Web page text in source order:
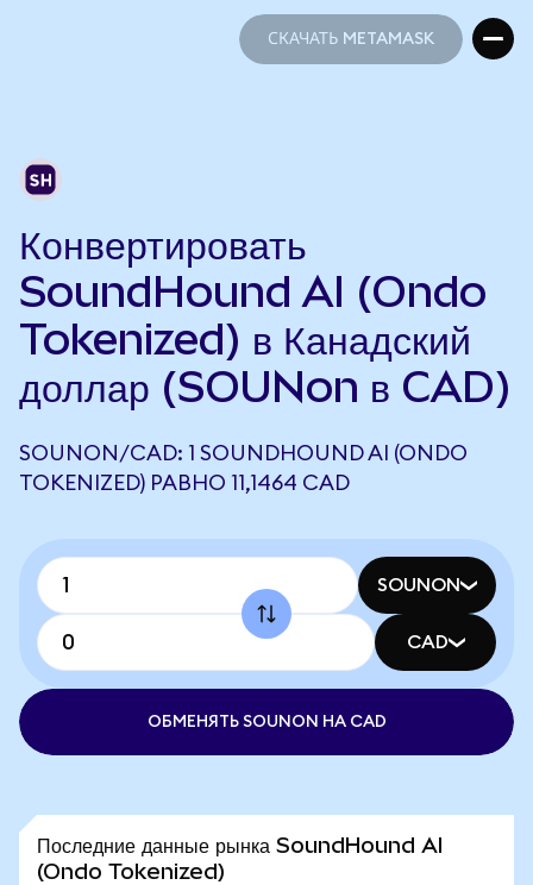
СКАЧАТЬ METAMASK
Конвертировать
SoundHound AI (Ondo
Tokenized) в Канадский
доллар (SOUNon в CAD)
SOUNON/CAD: 1 SOUNDHOUND AI (ONDO
TOKENIZED) РАВНО 11,1464 CAD
SOUNON
CAD
ОБМЕНЯТЬ SOUNON НА CAD
Последние данные рынка SoundHound AI
(Ondo Tokenized)